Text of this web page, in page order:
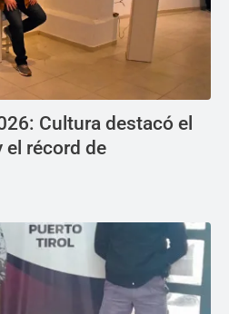
Cultura destacó el
récord de